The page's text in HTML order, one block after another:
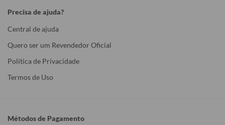
Precisa de ajuda?
Central de ajuda
Quero ser um Revendedor Oficial
Política de Privacidade
Termos de Uso
Métodos de Pagamento